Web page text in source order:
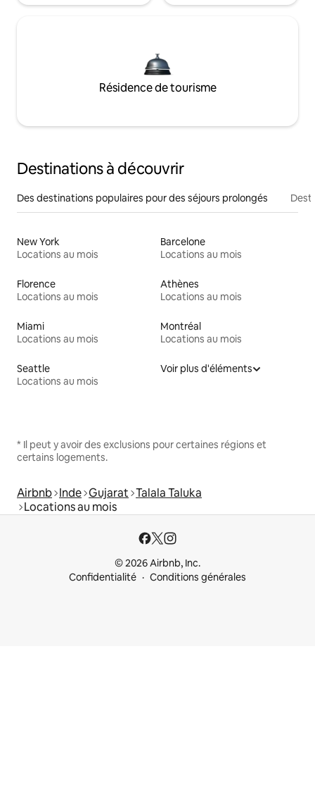
Résidence de tourisme
Destinations à découvrir
Des destinations populaires pour des séjours prolongés
New York
Locations au mois
Barcelone
Locations au mois
Florence
Locations au mois
Athènes
Locations au mois
Miami
Locations au mois
Montréal
Locations au mois
Seattle
Locations au mois
Voir plus d'éléments
* Il peut y avoir des exclusions pour certaines régions et
certains logements.
Airbnb Inde Gujarat Talala Taluka
Locations au mois
© 2026 Airbnb, Inc.
Confidentialité
Conditions générales